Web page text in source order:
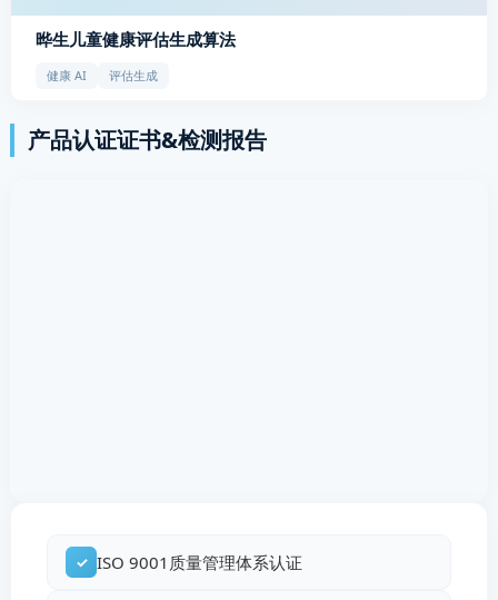
晔生儿童健康评估生成算法
健康 AI 评估生成
产品认证证书&检测报告
✓ ISO 9001质量管理体系认证